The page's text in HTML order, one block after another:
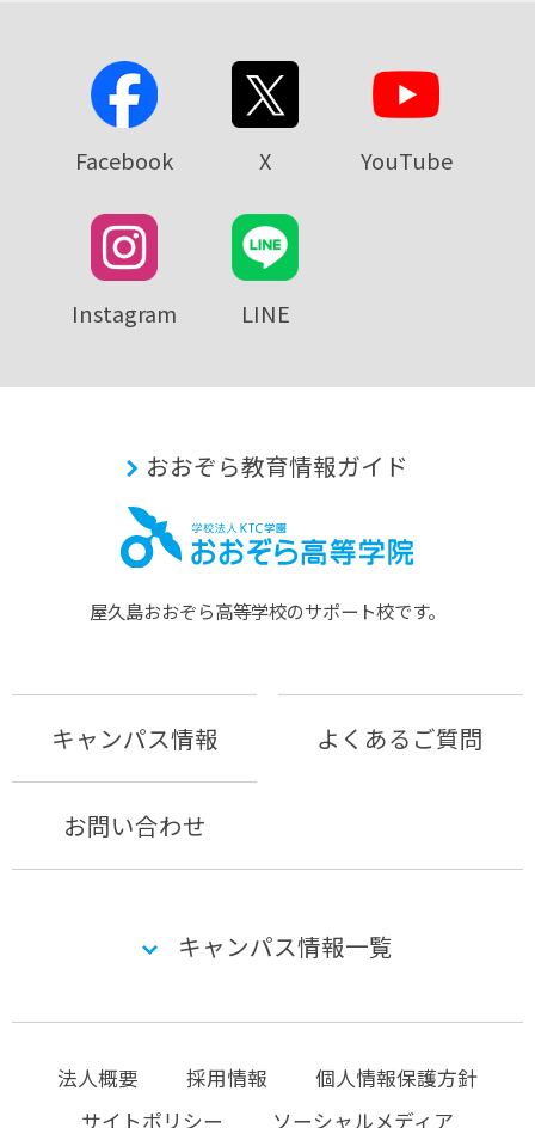
Facebook X YouTube
Instagram LINE
おおぞら教育情報ガイド
屋久島おおぞら⾼等学校のサポート校です。
キャンパス情報 よくあるご質問
お問い合わせ
キャンパス情報一覧
法人概要 採用情報
個人情報保護方針
サイトポリシー
ソーシャルメディア